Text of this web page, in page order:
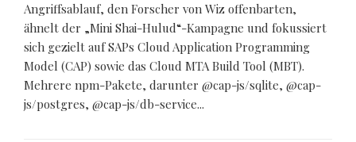
Angriffsablauf, den Forscher von Wiz offenbarten,
ähnelt der „Mini Shai-Hulud“-Kampagne und fokussiert
sich gezielt auf SAPs Cloud Application Programming
Model (CAP) sowie das Cloud MTA Build Tool (MBT).
Mehrere npm-Pakete, darunter @cap-js/sqlite, @cap-
js/postgres, @cap-js/db-service...